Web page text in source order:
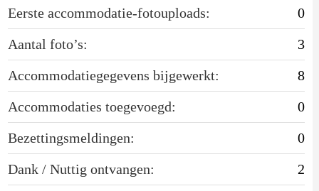
Eerste accommodatie-fotouploads:
0
Aantal foto’s:
3
Accommodatiegegevens bijgewerkt:
8
Accommodaties toegevoegd:
0
Bezettingsmeldingen:
0
Dank / Nuttig ontvangen:
2